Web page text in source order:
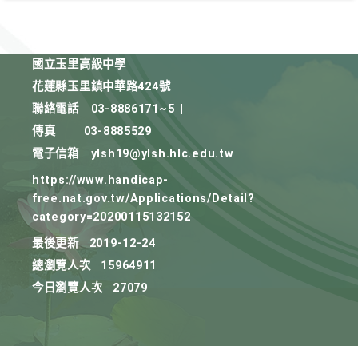
國立玉里高級中學
花蓮縣玉里鎮中華路424號
聯絡電話
03-8886171~5
傳真
03-8885529
電子信箱
ylsh19@ylsh.hlc.edu.tw
https://www.handicap-
free.nat.gov.tw/Applications/Detail?
category=20200115132152
最後更新
2019-12-24
總瀏覽人次
15964911
今日瀏覽人次
27079